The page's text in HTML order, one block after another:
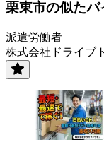
栗東市の似たバ
派遣労働者
株式会社ドライブ